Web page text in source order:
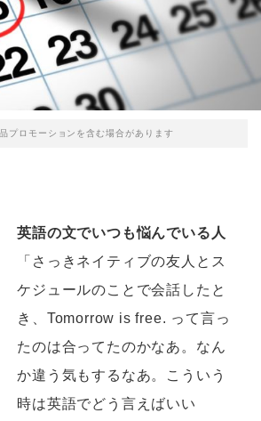
プロモーションを含む場合があります
英語の文でいつも悩んでいる人
「さっきネイティブの友人とス
ケジュールのことで会話したと
き、Tomorrow is free. って言っ
たのは合ってたのかなあ。なん
か違う気もするなあ。こういう
時は英語でどう言えばいい